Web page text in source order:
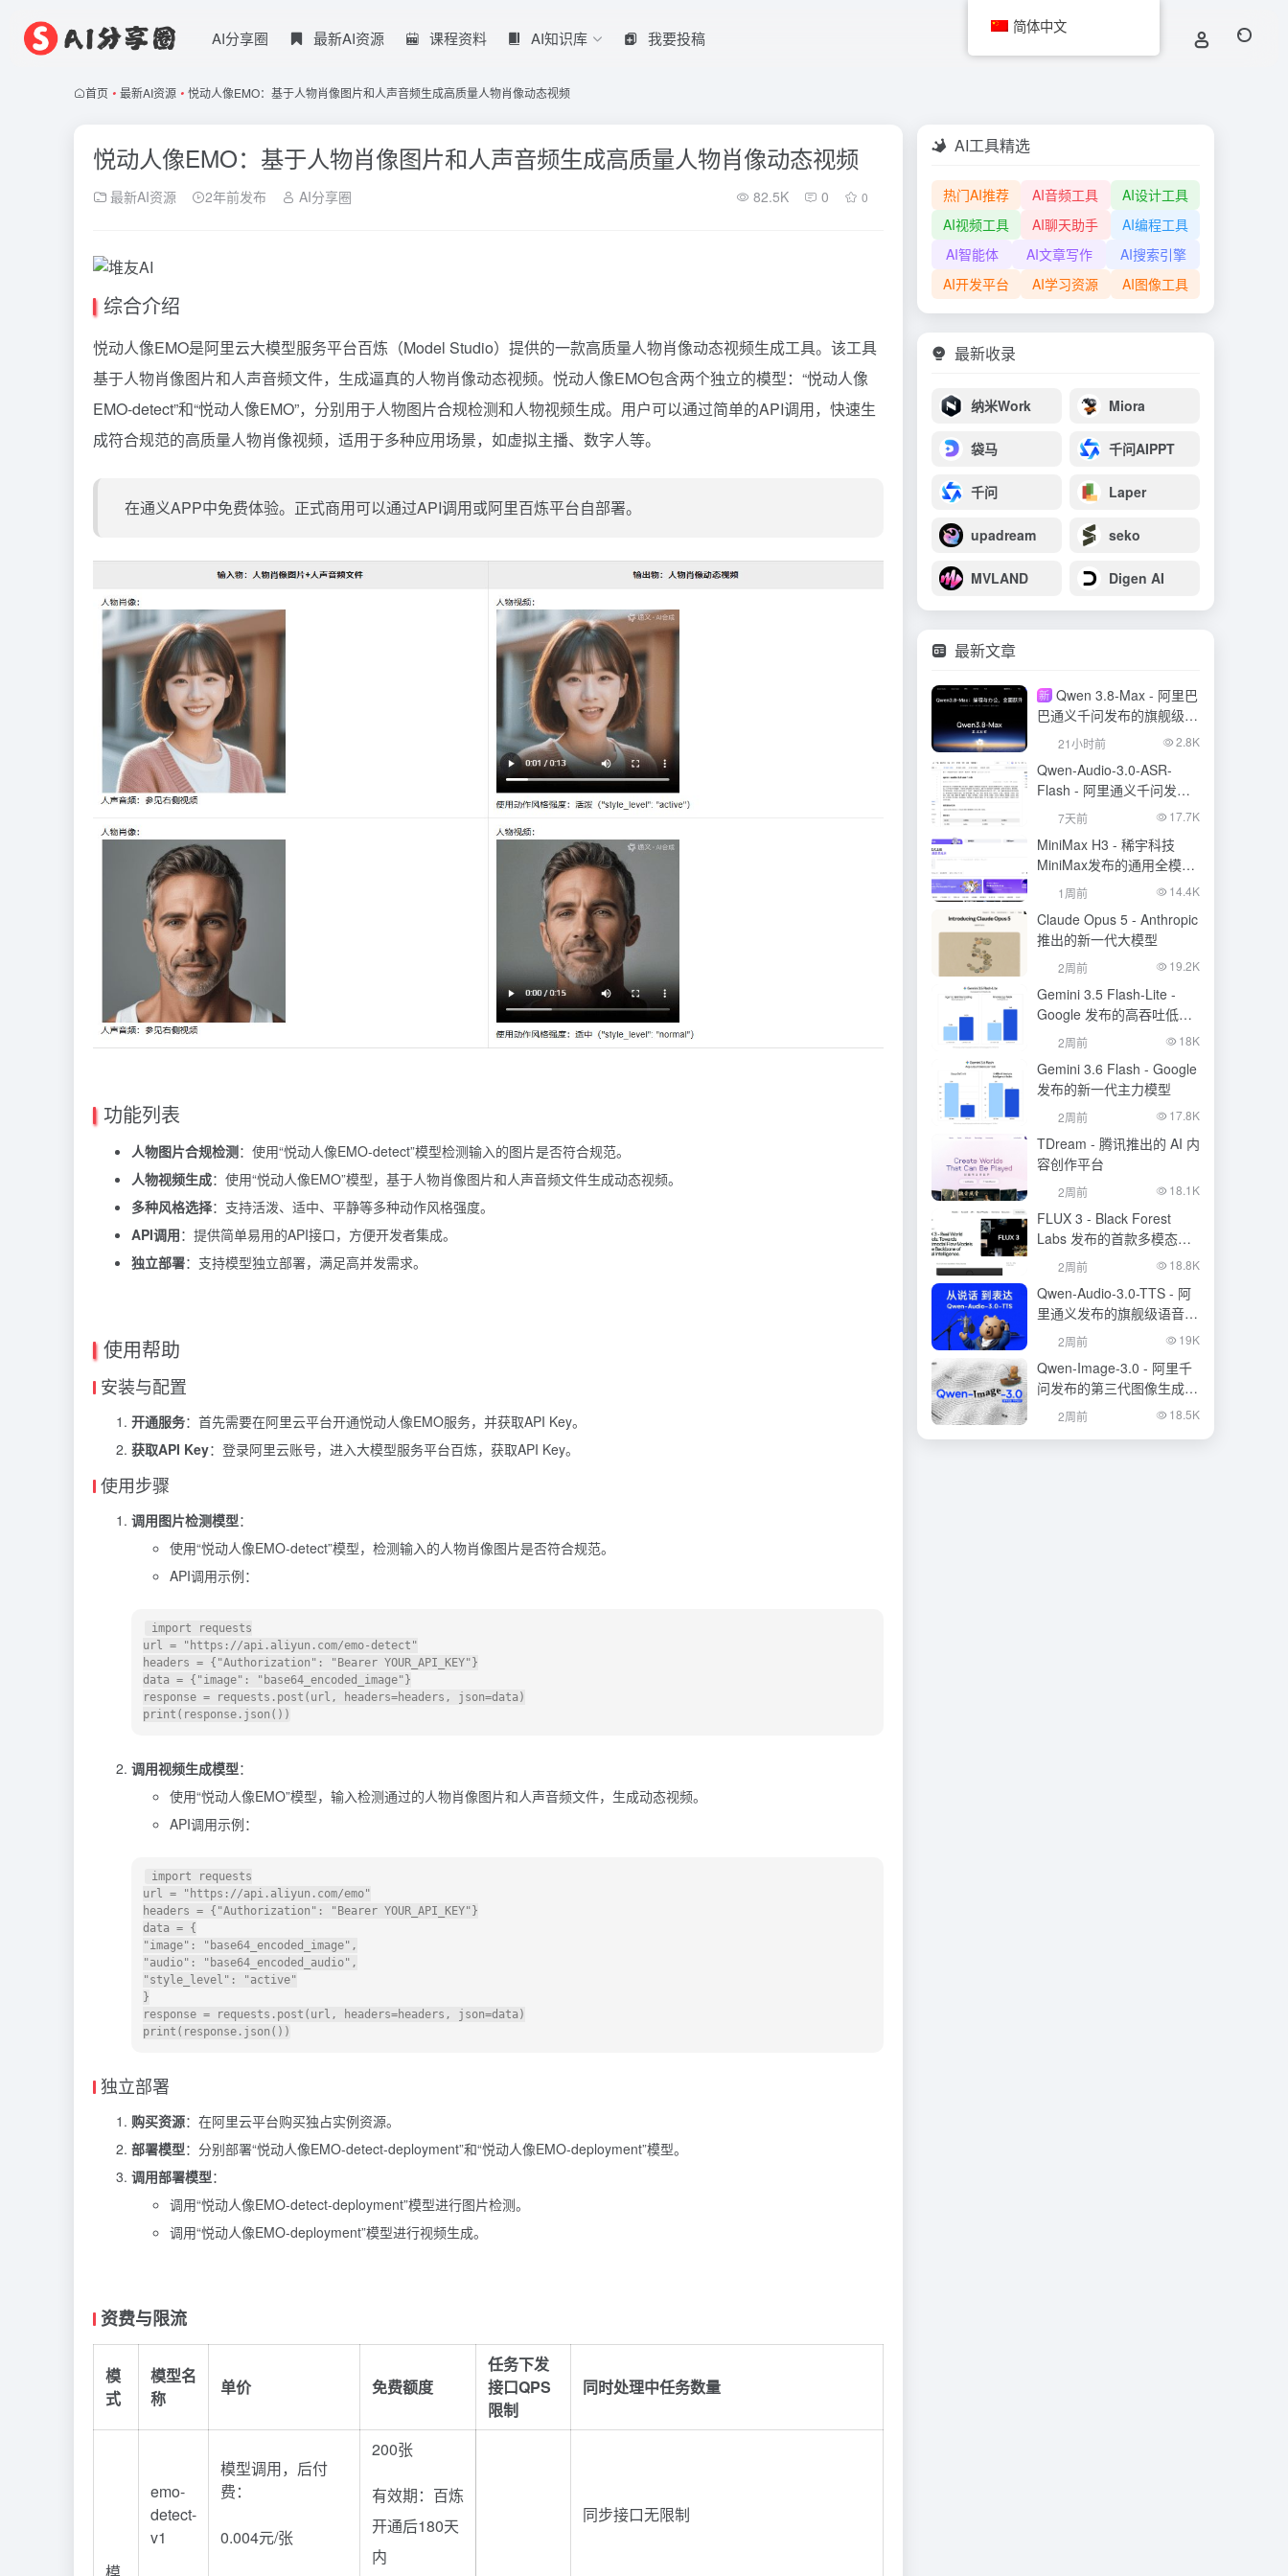
AI分享圈 最新AI资源 课程资料 AI知识库 我要投稿
首页 • 最新AI资源 • 悦动人像EMO：基于人物肖像图片和人声音频生成高质量人物肖像动态视频
悦动人像EMO：基于人物肖像图片和人声音频生成高质量人物肖像动态视频
最新AI资源 2年前发布 AI分享圈 82.5K 0 0
综合介绍
悦动人像EMO是阿里云大模型服务平台百炼（Model Studio）提供的一款高质量人物肖像动态视频生成工具。该工具
基于人物肖像图片和人声音频文件，生成逼真的人物肖像动态视频。悦动人像EMO包含两个独立的模型：“悦动人像
EMO-detect”和“悦动人像EMO”，分别用于人物图片合规检测和人物视频生成。用户可以通过简单的API调用，快速生
成符合规范的高质量人物肖像视频，适用于多种应用场景，如虚拟主播、数字人等。
在通义APP中免费体验。正式商用可以通过API调用或阿里百炼平台自部署。
功能列表
人物图片合规检测：使用“悦动人像EMO-detect”模型检测输入的图片是否符合规范。
人物视频生成：使用“悦动人像EMO”模型，基于人物肖像图片和人声音频文件生成动态视频。
多种风格选择：支持活泼、适中、平静等多种动作风格强度。
API调用：提供简单易用的API接口，方便开发者集成。
独立部署：支持模型独立部署，满足高并发需求。
使用帮助
安装与配置
开通服务：首先需要在阿里云平台开通悦动人像EMO服务，并获取API Key。
获取API Key：登录阿里云账号，进入大模型服务平台百炼，获取API Key。
使用步骤
调用图片检测模型：
使用“悦动人像EMO-detect”模型，检测输入的人物肖像图片是否符合规范。
API调用示例：
url = "https://api.aliyun.com/emo-detect"
headers = {"Authorization": "Bearer YOUR_API_KEY"}
data = {"image": "base64_encoded_image"}
response = requests.post(url, headers=headers, json=data)
调用视频生成模型：
使用“悦动人像EMO”模型，输入检测通过的人物肖像图片和人声音频文件，生成动态视频。
API调用示例：
url = "https://api.aliyun.com/emo"
headers = {"Authorization": "Bearer YOUR_API_KEY"}
data = {
"image": "base64_encoded_image",
"audio": "base64_encoded_audio",
"style_level": "active"
}
response = requests.post(url, headers=headers, json=data)
独立部署
购买资源：在阿里云平台购买独占实例资源。
部署模型：分别部署“悦动人像EMO-detect-deployment”和“悦动人像EMO-deployment”模型。
调用部署模型：
调用“悦动人像EMO-detect-deployment”模型进行图片检测。
调用“悦动人像EMO-deployment”模型进行视频生成。
资费与限流
模
式
模型名
称
单价 免费额度
任务下发
接口QPS
限制
同时处理中任务数量
模
emo-
detect-
v1
模型调用，后付
费：
0.004元/张
200张
有效期：百炼
开通后180天
内
同步接口无限制
AI工具精选
热门AI推荐 AI音频工具
AI设计工具
AI视频工具
AI聊天助手
AI编程工具
AI智能体
AI文章写作
AI搜索引擎
AI开发平台
AI学习资源 AI图像工具
最新收录
纳米Work Miora
袋马 千问AIPPT
千问 Laper
upadream seko
MVLAND Digen AI
最新文章
新 Qwen 3.8-Max - 阿里巴
巴通义千问发布的旗舰级大
模型21小时前 2.8K
Qwen-Audio-3.0-ASR-
Flash - 阿里通义千问发布
的语音识别大模型
7天前 17.7K
MiniMax H3 - 稀宇科技
MiniMax发布的通用全模态
生成模型
1周前 14.4K
Claude Opus 5 - Anthropic
推出的新一代大模型
2周前 19.2K
Gemini 3.5 Flash-Lite -
Google 发布的高吞吐低成
本模型
2周前 18K
Gemini 3.6 Flash - Google
发布的新一代主力模型
2周前 17.8K
TDream - 腾讯推出的 AI 内
容创作平台
2周前 18.1K
FLUX 3 - Black Forest
Labs 发布的首款多模态基
础模型
2周前 18.8K
Qwen-Audio-3.0-TTS - 阿
里通义发布的旗舰级语音合
成大模型
2周前 19K
Qwen-Image-3.0 - 阿里千
问发布的第三代图像生成基
础模型
2周前 18.5K
简体中文